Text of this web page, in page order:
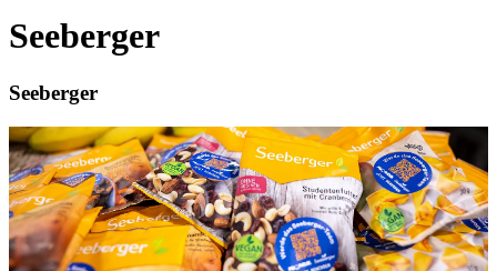
Seeberger
Seeberger